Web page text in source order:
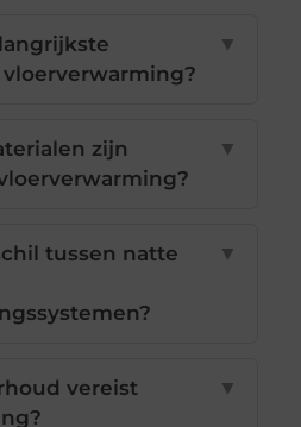
▼
zijn
▼
tussen natte
▼
vereist
▼